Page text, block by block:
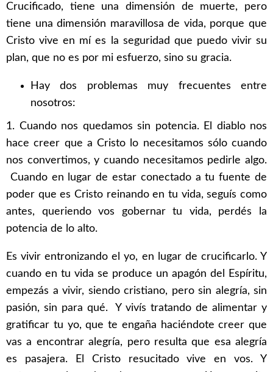
Crucificado, tiene una dimensión de muerte, pero
tiene una dimensión maravillosa de vida, porque que
Cristo vive en mí es la seguridad que puedo vivir su
plan, que no es por mi esfuerzo, sino su gracia.
Hay dos problemas muy frecuentes entre
nosotros:
1. Cuando nos quedamos sin potencia. El diablo nos
hace creer que a Cristo lo necesitamos sólo cuando
nos convertimos, y cuando necesitamos pedirle algo.
Cuando en lugar de estar conectado a tu fuente de
poder que es Cristo reinando en tu vida, seguís como
antes, queriendo vos gobernar tu vida, perdés la
potencia de lo alto.
Es vivir entronizando el yo, en lugar de crucificarlo. Y
cuando en tu vida se produce un apagón del Espíritu,
empezás a vivir, siendo cristiano, pero sin alegría, sin
pasión, sin para qué. Y vivís tratando de alimentar y
gratificar tu yo, que te engaña haciéndote creer que
vas a encontrar alegría, pero resulta que esa alegría
es pasajera. El Cristo resucitado vive en vos. Y